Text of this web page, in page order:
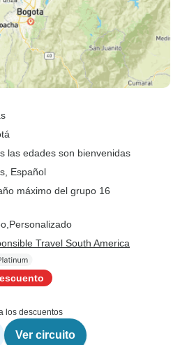
las edades son bienvenidas
Español
máximo del grupo 16
Personalizado
Travel South America
los descuentos
Ver circuito